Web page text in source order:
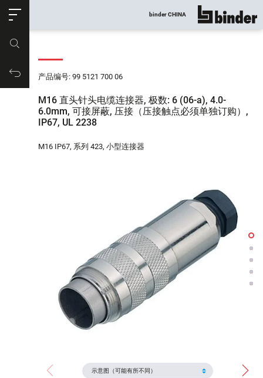
购物车
binder CHINA 显示所有
产品编号: 99 5121 700 06
M16 直头针头电缆连接器, 极数: 6 (06-a), 4.0-
6.0mm, 可接屏蔽, 压接（压接触点必须单独订购）,
IP67, UL 2238
M16 IP67, 系列 423, 小型连接器